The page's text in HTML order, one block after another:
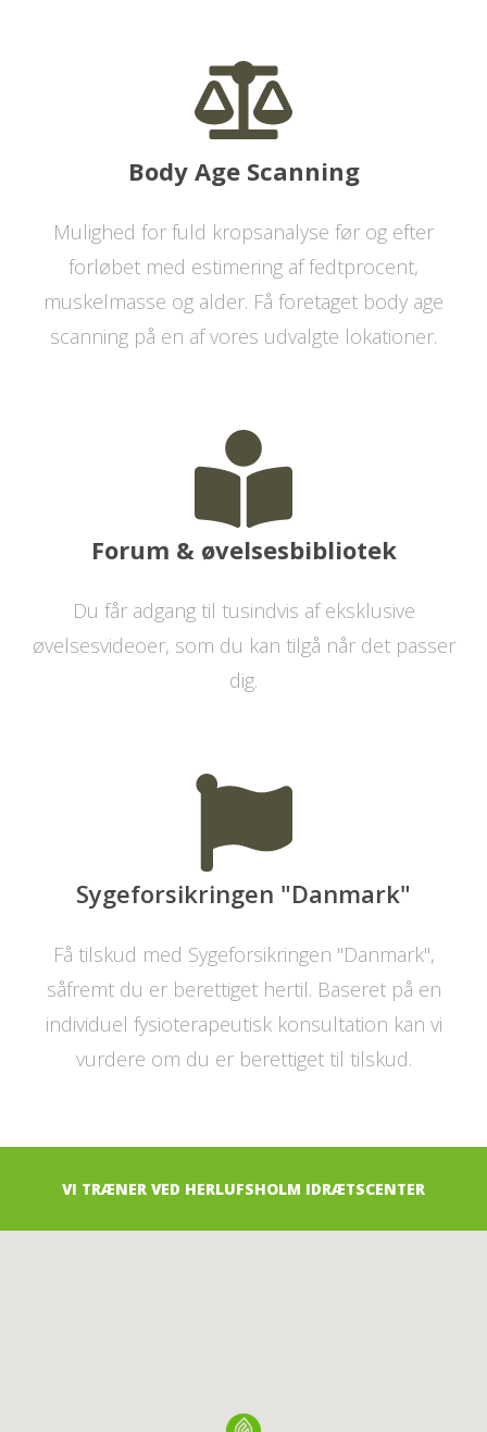
Body Age Scanning
Mulighed for fuld kropsanalyse før og efter
forløbet med estimering af fedtprocent,
muskelmasse og alder. Få foretaget body age
scanning på en af vores udvalgte lokationer.
Forum & øvelsesbibliotek
Du får adgang til tusindvis af eksklusive
øvelsesvideoer, som du kan tilgå når det passer
dig.
Sygeforsikringen "Danmark"
Få tilskud med Sygeforsikringen "Danmark",
såfremt du er berettiget hertil. Baseret på en
individuel fysioterapeutisk konsultation kan vi
vurdere om du er berettiget til tilskud.
VI TRÆNER VED HERLUFSHOLM IDRÆTSCENTER